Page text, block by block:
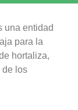
una entidad
para la
hortaliza,
de los